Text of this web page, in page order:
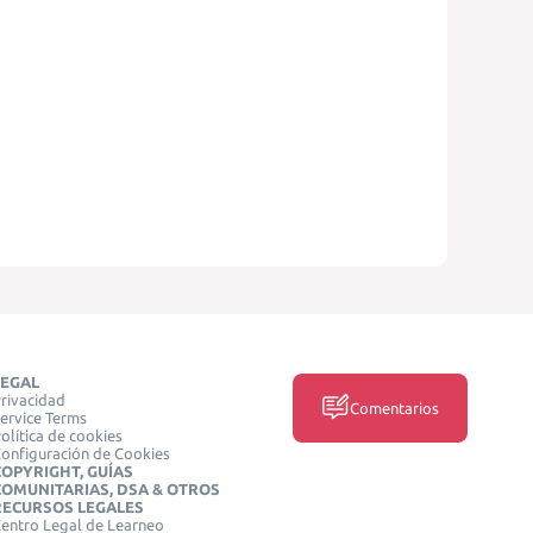
Terms
de cookies
de Cookies
GUÍAS
DSA & OTROS
LEGALES
Legal de Learneo
Comentarios